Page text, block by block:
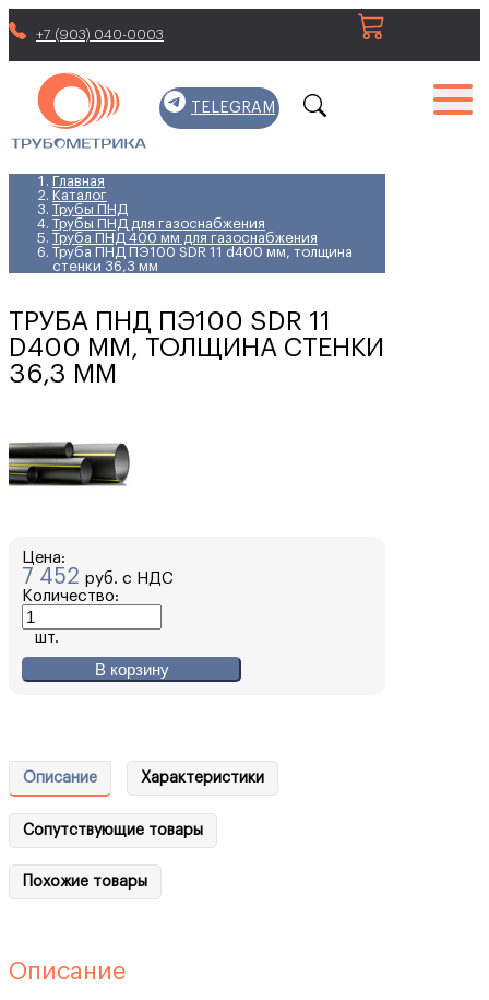
+7 (903) 040-0003
TELEGRAM
Главная
Каталог
Трубы ПНД
Трубы ПНД для газоснабжения
Труба ПНД 400 мм для газоснабжения
Труба ПНД ПЭ100 SDR 11 d400 мм, толщина
стенки 36,3 мм
ТРУБА ПНД ПЭ100 SDR 11
D400 ММ, ТОЛЩИНА СТЕНКИ
36,3 ММ
Цена:
7 452 руб. с НДС
Количество:
шт.
В корзину
Описание Характеристики
Сопутствующие товары
Похожие товары
Описание